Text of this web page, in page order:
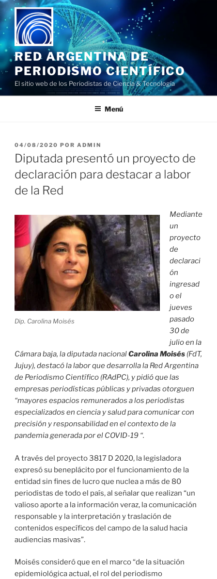
Saltar
al
contenido
RED ARGENTINA DE
PERIODISMO CIENTÍFICO
El sitio web de los Periodistas de Ciencia & Tecnología
Menú
PUBLICADO
EL
04/08/2020 POR ADMIN
Diputada presentó un proyecto de
declaración para destacar a labor
de la Red
Dip. Carolina Moisés
Mediante
un
proyecto
de
declaraci
ón
ingresad
o el
jueves
pasado
30 de
julio en la
Cámara baja, la diputada nacionalCarolina Moisés (FdT,
Jujuy), destacó la labor que desarrolla la Red Argentina
de Periodismo Científico (RAdPC), y pidió que las
empresas periodísticas públicas y privadas otorguen
“mayores espacios remunerados a los periodistas
especializados en ciencia y salud para comunicar con
precisión y responsabilidad en el contexto de la
pandemia generada por el COVID-19 “.
A través del proyecto 3817 D 2020, la legisladora
expresó su beneplácito por el funcionamiento de la
entidad sin fines de lucro que nuclea a más de 80
periodistas de todo el país, al señalar que realizan “un
valioso aporte a la información veraz, la comunicación
responsable y la interpretación y traslación de
contenidos específicos del campo de la salud hacia
audiencias masivas”.
Moisés consideró que en el marco “de la situación
epidemiológica actual, el rol del periodismo